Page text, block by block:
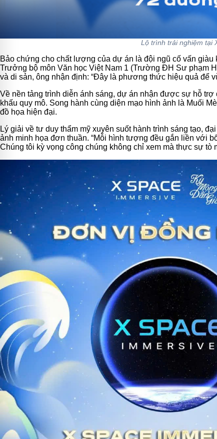
Lộ trình trải nghiệm tại
Bảo chứng cho chất lượng của dự án là đội ngũ cố vấn
Trưởng bộ môn Văn học Việt Nam 1 (Trường ĐH Sư phạm
và di sản, ông nhận định: “Đây là phương thức hiệu quả để
Về nền tảng trình diễn ánh sáng, dự án nhận được sự hỗ trợ
khấu quy mô. Song hành cùng diện mạo hình ảnh là Muối Mè
đồ họa hiện đại.
Lý giải về tư duy thẩm mỹ xuyên suốt hành trình sáng tạo,
ảnh minh họa đơn thuần. “Mỗi hình tượng đều gắn liền với
Chúng tôi kỳ vọng công chúng không chỉ xem mà thực sự tò